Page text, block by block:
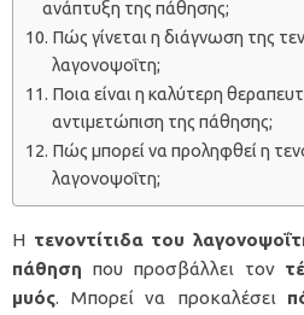
ανάπτυξη της πάθησης;
Πώς γίνεται η διάγνωση της
λαγονοψοΐτη;
Ποια είναι η καλύτερη
αντιμετώπιση της πάθησης;
Πώς μπορεί να προληφθεί η
λαγονοψοΐτη;
Η τενοντίτιδα του
πάθηση που προσβάλλει τον
μυός. Μπορεί να προκαλέσει